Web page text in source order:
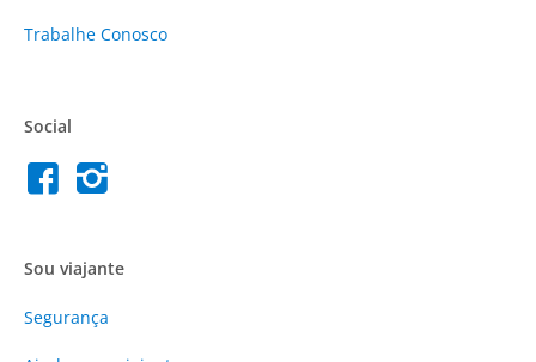
Trabalhe Conosco
Social
Sou viajante
Segurança